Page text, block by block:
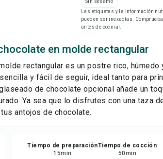
Sin sésamo
Las etiquetas y la información
pueden ser inexactas.
antes de cocinar.
en molde rectangular
rectangular es un postre rico,
y fácil de seguir, ideal tanto para
de chocolate opcional añade un
Ya sea que lo disfrutes con una taza
antojos de chocolate.
Tiempo de preparación
15min
Tiempo de cocción
50min